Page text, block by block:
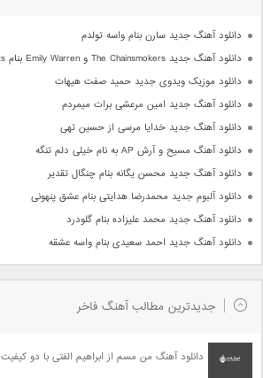
دانلود آهنگ جدید سارن بنام واسه تولدم
دانلود آهنگ جدید The Chainsmokers و Emily Warren بنام Side Effects
دانلود موزیک ویدوی جدید حمید صفت هیهات
دانلود آهنگ جدید امین مرعشی برات میمردم
دانلود آهنگ جدید خدایا مرسی از حسین تهی
دانلود آهنگ مسیح و آرش AP به نام خیلی دلم تنگه
دانلود آهنگ جدید محسن یگانه بنام چنگال تقدیر
دانلود آلبوم جدید محمدرضا هدایتی بنام عشق پنهونی
دانلود آهنگ جدید محمد علیزاده بنام گلودرد
دانلود آهنگ جدید احمد سعیدی بنام واسه عشقه
جدیدترین مطالب آهنگ فاخر
دانلود آهنگ من مسم از ابراهیم الفتی با دو کیفیت